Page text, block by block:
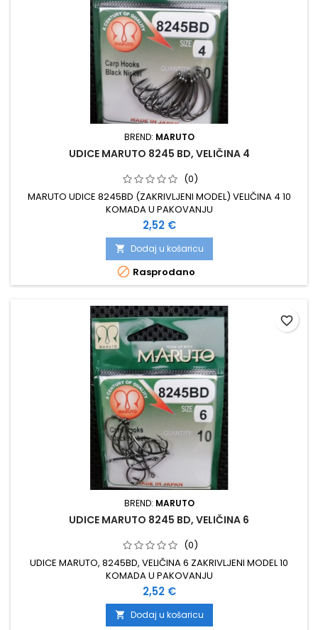
BREND: MARUTO
UDICE MARUTO 8245 BD, VELIČINA 4
(0)
MARUTO UDICE 8245BD (ZAKRIVLJENI MODEL) VELIČINA 4 10
KOMADA U PAKOVANJU
Cijena
2,52 €
 Dodaj u košaricu
 Rasprodano
BREND: MARUTO
UDICE MARUTO 8245 BD, VELIČINA 6
(0)
UDICE MARUTO, 8245BD, VELIČINA 6 ZAKRIVLJENI MODEL 10
KOMADA U PAKOVANJU
Cijena
2,52 €
 Dodaj u košaricu
favorite_border